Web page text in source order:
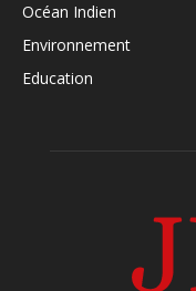
Océan Indien
Environnement
Education